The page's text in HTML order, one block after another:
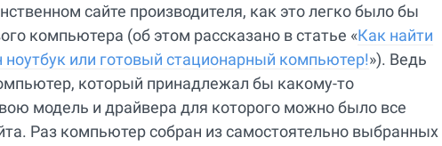
сайте производителя, как это легко было бы
компьютера (об этом рассказано в статье «Как найти
или готовый стационарный компьютер!»). Ведь
который принадлежал бы какому-то
модель и драйвера для которого можно было все
Раз компьютер собран из самостоятельно выбранных